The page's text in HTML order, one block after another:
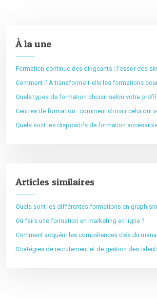
À la une
Formation continue des dirigeants : l’essor des
Comment l’IA transforme-t-elle les formations
Quels types de formation choisir selon votre
Centres de formation : comment choisir celui qui
Quels sont les dispositifs de formation
Articles similaires
Quels sont les différentes formations en
Où faire une formation en marketing en ligne ?
Comment acquérir les compétences clés du
Stratégies de recrutement et de gestion des